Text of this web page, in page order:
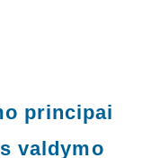
principai
valdymo